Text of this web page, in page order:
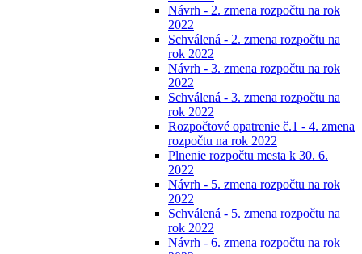
Návrh - 2. zmena rozpočtu na rok
2022
Schválená - 2. zmena rozpočtu na
rok 2022
Návrh - 3. zmena rozpočtu na rok
2022
Schválená - 3. zmena rozpočtu na
rok 2022
Rozpočtové opatrenie č.1 - 4. zmena
rozpočtu na rok 2022
Plnenie rozpočtu mesta k 30. 6.
2022
Návrh - 5. zmena rozpočtu na rok
2022
Schválená - 5. zmena rozpočtu na
rok 2022
Návrh - 6. zmena rozpočtu na rok